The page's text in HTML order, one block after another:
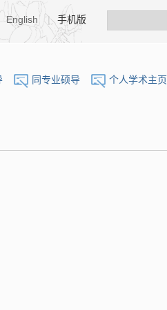
English | 手机版
同专业硕导 个人学术主页